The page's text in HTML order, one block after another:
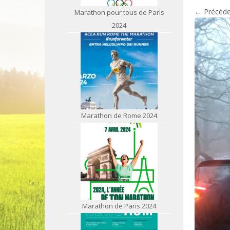
Marathon pour tous de Paris
2024
Marathon de Rome 2024
Marathon de Paris 2024
←